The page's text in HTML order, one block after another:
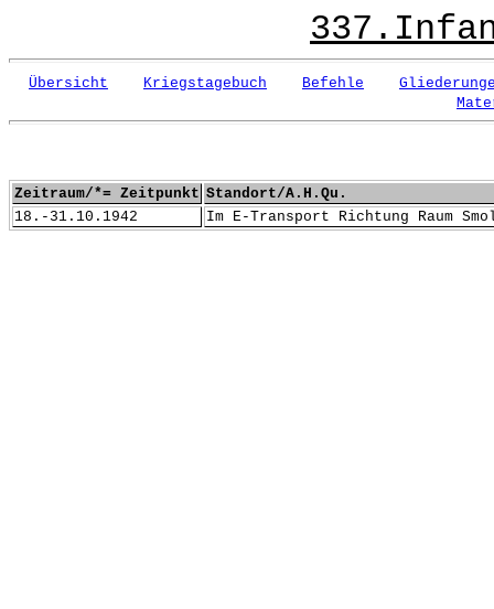
Übersicht Kriegstagebuch Befehle
Zeitraum/*= Zeitpunkt Standort/A.H.Qu.
18.-31.10.1942
Im E-Transport Richtung Raum